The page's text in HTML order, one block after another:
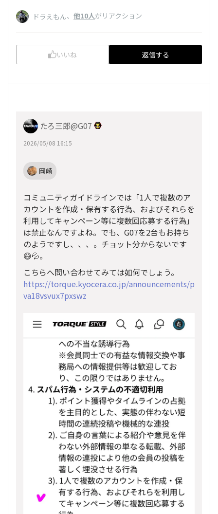
ドラえもん、 他10人がリアクション
いいね 返信する
たろ三郎@G07
2026/05/08 16:15
岡崎
コミュニティガイドラインでは「1人で複数のア
カウントを作成・保有する行為、およびそれらを
利用してキャンペーン等に複数回応募する行為」
は禁止なんですよね。でも、G07を2台もお持ち
のようですし、、、。チョット分からないです
😅💦。
こちらへ問い合わせてみては如何でしょう。
https://torque.kyocera.co.jp/announcements/p
va18vsvux7pxswz